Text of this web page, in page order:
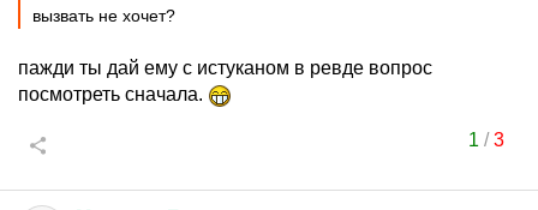
вызвать не хочет?
пажди ты дай ему с истуканом в ревде вопрос
посмотреть сначала.
1 /3